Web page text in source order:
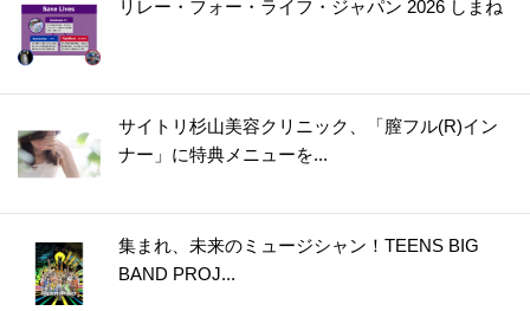
リレー・フォー・ライフ・ジャパン 2026 しまね
サイトリ杉山美容クリニック、「膣フル(R)イン
ナー」に特典メニューを...
集まれ、未来のミュージシャン！TEENS BIG
BAND PROJ...